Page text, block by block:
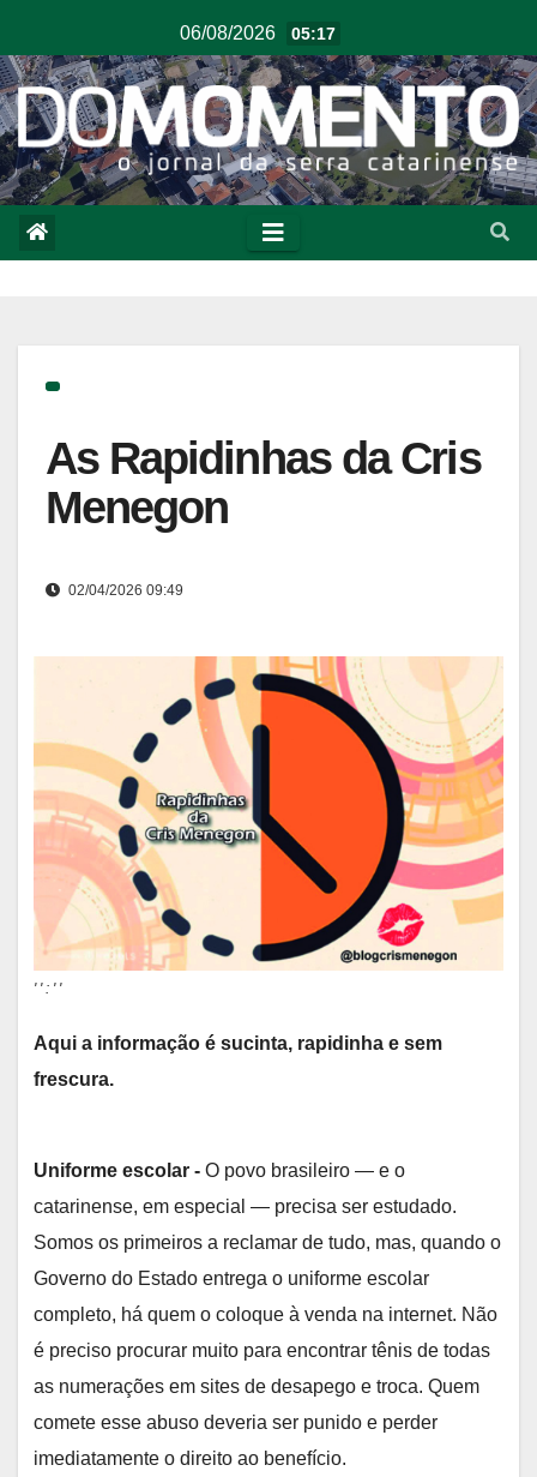
06/08/2026 05:17
As Rapidinhas da Cris
Menegon
02/04/2026 09:49
' ' : ' '
Aqui a informação é sucinta, rapidinha e sem
frescura.
Uniforme escolar - O povo brasileiro — e o
catarinense, em especial — precisa ser estudado.
Somos os primeiros a reclamar de tudo, mas, quando o
Governo do Estado entrega o uniforme escolar
completo, há quem o coloque à venda na internet. Não
é preciso procurar muito para encontrar tênis de todas
as numerações em sites de desapego e troca. Quem
comete esse abuso deveria ser punido e perder
imediatamente o direito ao benefício.